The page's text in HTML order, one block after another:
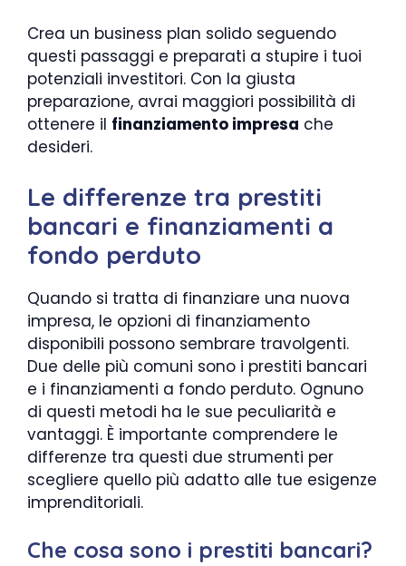
Crea un business plan solido seguendo
questi passaggi e preparati a stupire i tuoi
potenziali investitori. Con la giusta
preparazione, avrai maggiori possibilità di
ottenere il finanziamento impresa che
desideri.
Le differenze tra prestiti
bancari e finanziamenti a
fondo perduto
Quando si tratta di finanziare una nuova
impresa, le opzioni di finanziamento
disponibili possono sembrare travolgenti.
Due delle più comuni sono i prestiti bancari
e i finanziamenti a fondo perduto. Ognuno
di questi metodi ha le sue peculiarità e
vantaggi. È importante comprendere le
differenze tra questi due strumenti per
scegliere quello più adatto alle tue esigenze
imprenditoriali.
Che cosa sono i prestiti bancari?